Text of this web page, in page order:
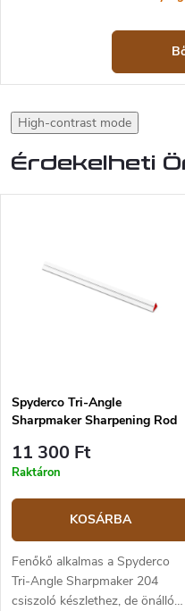
High-contrast mode
Érdekelheti
Spyderco Tri-Angle
Sharpmaker Sharpening Rod
11 300 Ft
Raktáron
KOSÁRBA
Fenőkő alkalmas a Spyderco
Tri-Angle Sharpmaker 204
csiszoló készlethez, de önállóan